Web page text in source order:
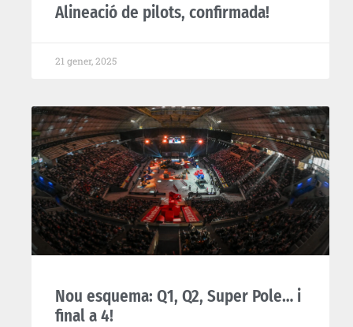
Alineació de pilots, confirmada!
21 gener, 2025
Nou esquema: Q1, Q2, Super Pole… i
final a 4!